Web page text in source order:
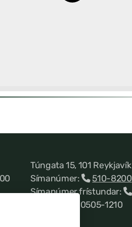
Túngata 15, 101 Reykjavík
Símanúmer:
510-8200
Símanúmer frístundar:
Kennitala 660505-1210